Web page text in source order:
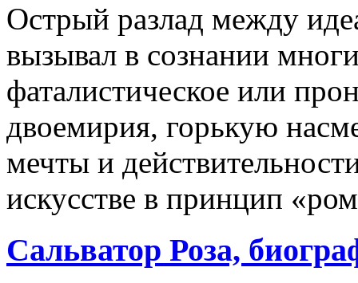
Острый разлад между
вызывал в сознании
фаталистическое или
двоемирия, горькую
мечты и
искусстве в принцип
Сальватор Роза,